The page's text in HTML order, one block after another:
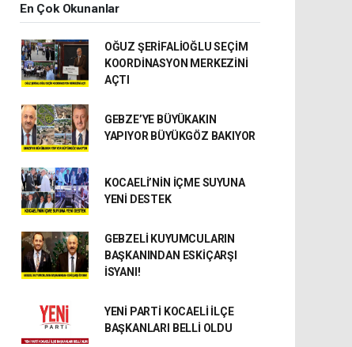
En Çok Okunanlar
OĞUZ ŞERİFALİOĞLU SEÇİM
KOORDİNASYON MERKEZİNİ
AÇTI
GEBZE’YE BÜYÜKAKIN
YAPIYOR BÜYÜKGÖZ BAKIYOR
KOCAELİ’NİN İÇME SUYUNA
YENİ DESTEK
GEBZELİ KUYUMCULARIN
BAŞKANINDAN ESKİÇARŞI
İSYANI!
YENİ PARTİ KOCAELİ İLÇE
BAŞKANLARI BELLİ OLDU